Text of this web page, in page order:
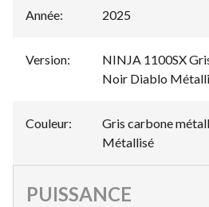
Année: 2025
Version:
NINJA 1100SX
Noir Diablo
Couleur:
Gris carbone
Métallisé
PUISSANCE